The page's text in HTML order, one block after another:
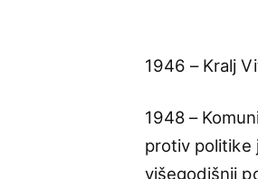
1946 – Kralj
1948 –
protiv politike
višegodišnji